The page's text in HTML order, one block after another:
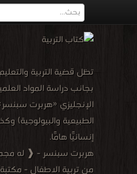
تظل قضية التربية
بجانب دراسة المواد
الإنجليزي «هربرت
الطبيعية والبيولوجية)
إنسانيًّا هامًّا.
هربرت سبنسر - ❰ له
من تربية الاطفال -